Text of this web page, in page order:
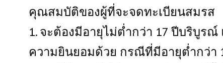
คุณสมบัติของผู้ที่จะจดทะเบียนสมรส
1. จะต้องมีอายุไม่ต่ำกว่า 17 ปีบริบูร
ความยินยอมด้วย กรณีที่มีอายุต่ำกว่า